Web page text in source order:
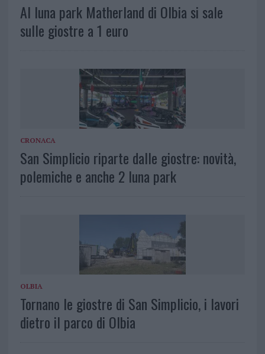
Al luna park Matherland di Olbia si sale
sulle giostre a 1 euro
CRONACA
San Simplicio riparte dalle giostre: novità,
polemiche e anche 2 luna park
OLBIA
Tornano le giostre di San Simplicio, i lavori
dietro il parco di Olbia